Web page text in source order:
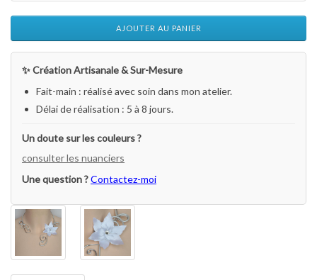
AJOUTER AU PANIER
✨ Création Artisanale & Sur-Mesure
Fait-main : réalisé avec soin dans mon atelier.
Délai de réalisation : 5 à 8 jours.
Un doute sur les couleurs ?
consulter les nuanciers
Une question ?Contactez-moi